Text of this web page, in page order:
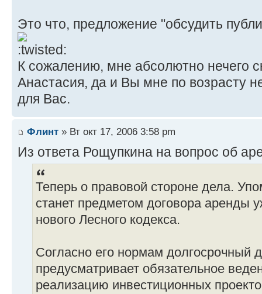
Это что, предложение "обсудить
К сожалению, мне абсолютно нечего
Анастасия, да и Вы мне по возрасту
для Вас.
Флинт » Вт окт 17, 2006 3:58 pm
Из ответа Рощупкина на вопрос об
Теперь о правовой стороне дела.
станет предметом договора аренды
нового Лесного кодекса.
Согласно его нормам долгосрочный
предусматривает обязательное
реализацию инвестиционных